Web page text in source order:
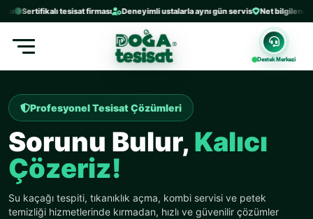
tesisat firması Deneyimli ustalarla aynı gün servis Net bilgilendirme
Destek Merkezi
Profesyonel Tesisat Çözümleri
Sorunu Bulur, Kalıcı
Çözeriz!
Su kaçağı tespiti, tıkanıklık açma, kombi servisi ve petek
temizliği hizmetlerinde kırmadan, hızlı ve güvenilir çözümler